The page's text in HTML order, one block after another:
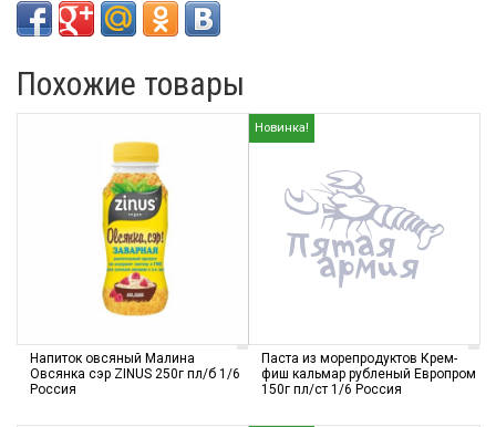
Похожие товары
Напиток овсяный Малина
Овсянка сэр ZINUS 250г пл/б 1/6
Россия
Новинка!
Паста из морепродуктов Крем-
фиш кальмар рубленый Европром
150г пл/ст 1/6 Россия